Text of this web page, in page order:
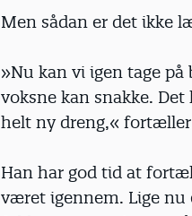
Men sådan er det ikke
»Nu kan vi igen tage på
voksne kan snak­ke.
helt ny dreng,« fortæller
Han har god tid at
været igennem. Lige nu